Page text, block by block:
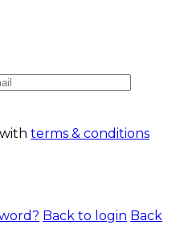
with terms & conditions
Back to login Back